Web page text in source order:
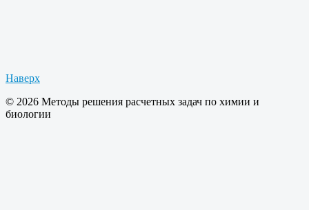
Наверх
© 2026 Методы решения расчетных задач по химии и
биологии